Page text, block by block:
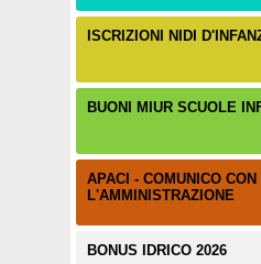
ISCRIZIONI NIDI
BUONI MIUR SCUOLE
APACI - COMUNICO CON
L'AMMINISTRAZIONE
BONUS IDRICO 2026